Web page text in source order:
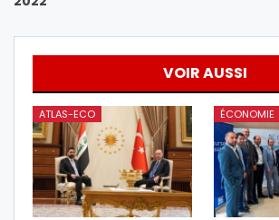
VOIR AUSSI
ATLAS-ECO ÉCONOMIE